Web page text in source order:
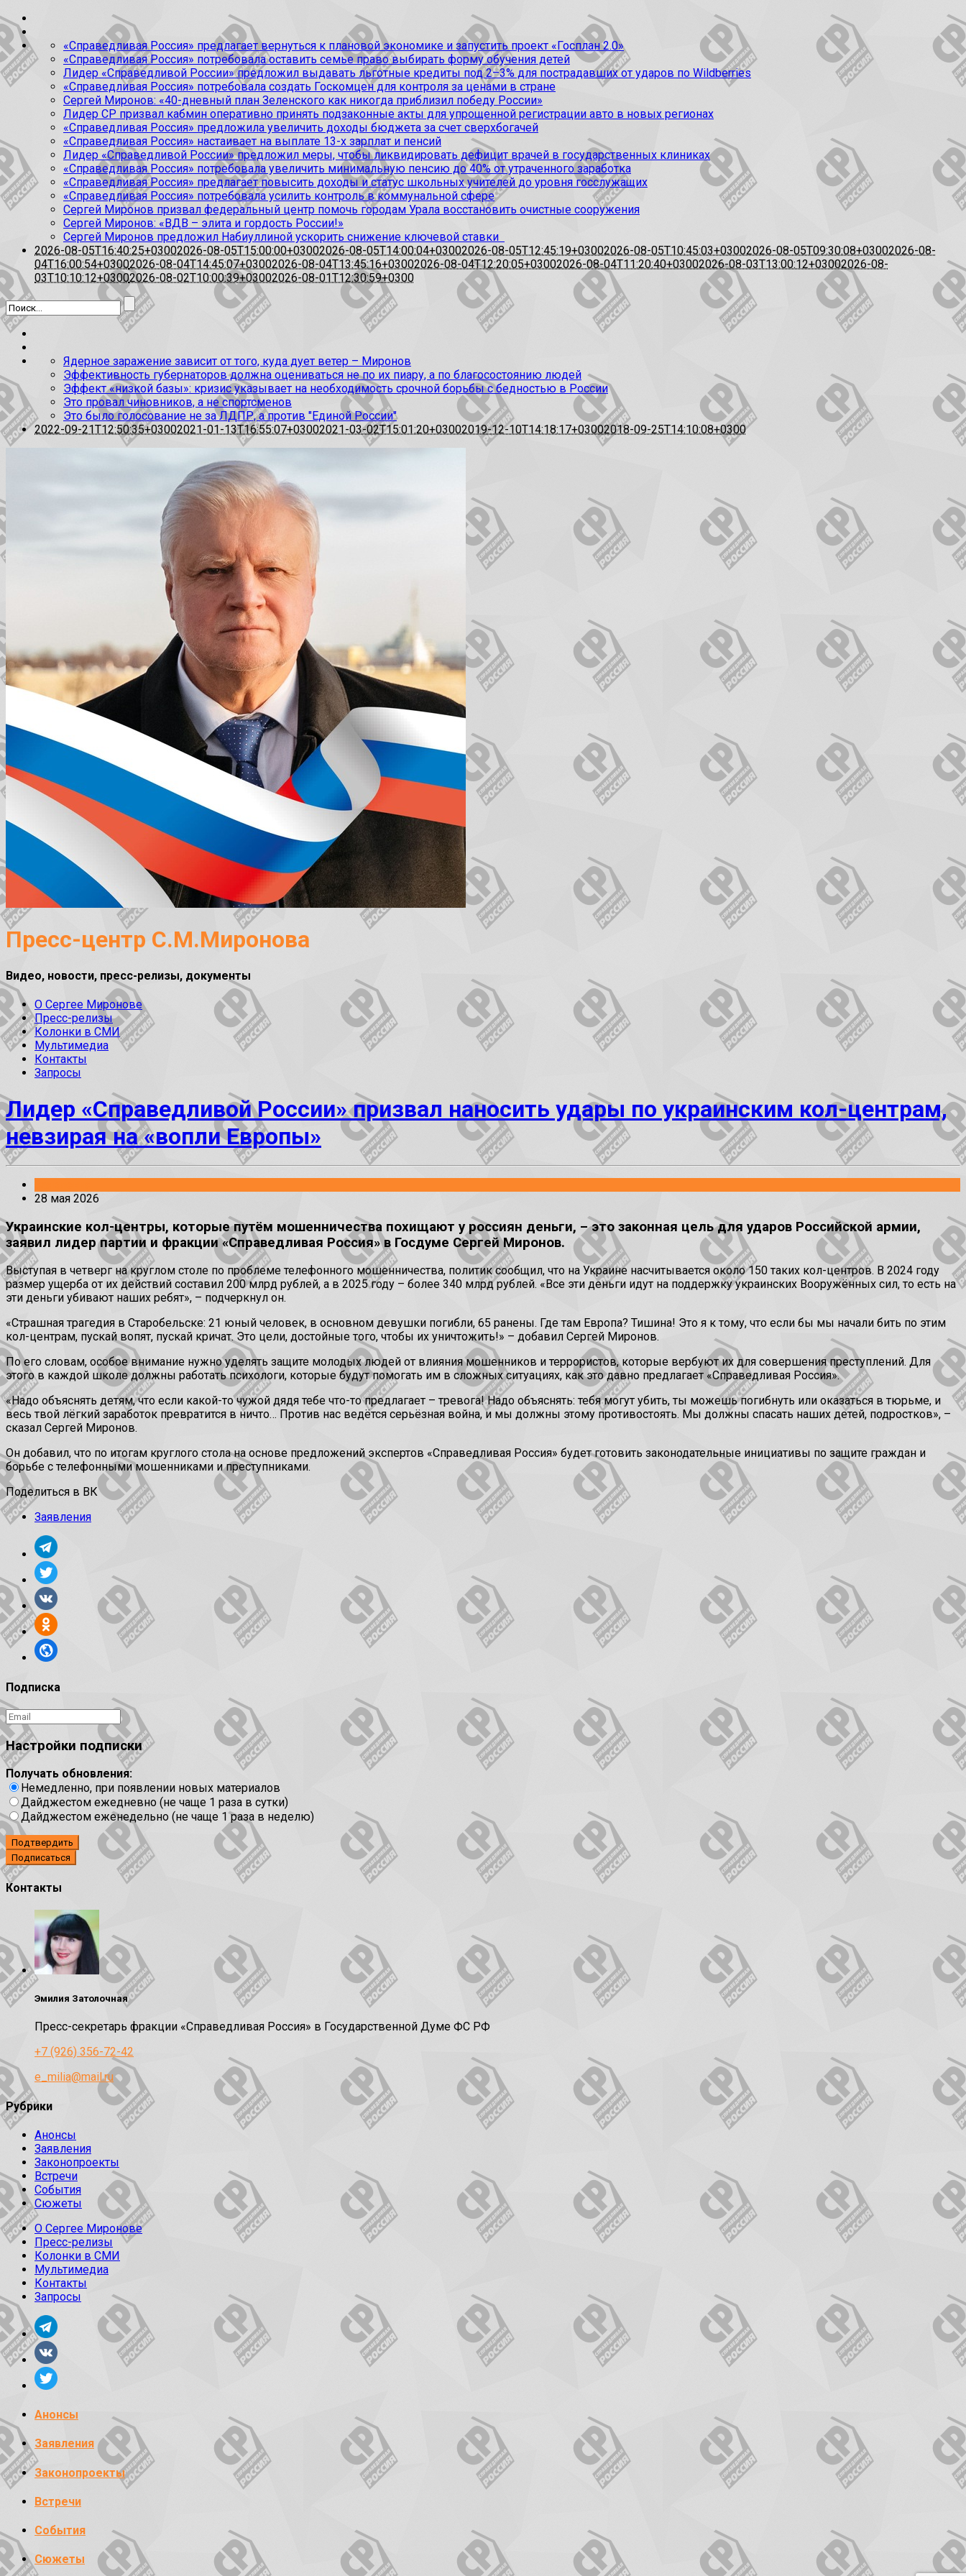
«Справедливая Россия» предлагает вернуться к плановой экономике и запустить проект «Госплан 2.0»
«Справедливая Россия» потребовала оставить семье право выбирать форму обучения детей
Лидер «Справедливой России» предложил выдавать льготные кредиты под 2–3% для пострадавших от ударов по Wildberries
«Справедливая Россия» потребовала создать Госкомцен для контроля за ценами в стране
Сергей Миронов: «40-дневный план Зеленского как никогда приблизил победу России»
Лидер СР призвал кабмин оперативно принять подзаконные акты для упрощенной регистрации авто в новых регионах
«Справедливая Россия» предложила увеличить доходы бюджета за счет сверхбогачей
«Справедливая Россия» настаивает на выплате 13-х зарплат и пенсий
Лидер «Справедливой России» предложил меры, чтобы ликвидировать дефицит врачей в государственных клиниках
«Справедливая Россия» потребовала увеличить минимальную пенсию до 40% от утраченного заработка
«Справедливая Россия» предлагает повысить доходы и статус школьных учителей до уровня госслужащих
«Справедливая Россия» потребовала усилить контроль в коммунальной сфере
Сергей Миронов призвал федеральный центр помочь городам Урала восстановить очистные сооружения
Сергей Миронов: «ВДВ – элита и гордость России!»
Сергей Миронов предложил Набиуллиной ускорить снижение ключевой ставки
2026-08-05T16:40:25+03002026-08-05T15:00:00+03002026-08-05T14:00:04+03002026-08-05T12:45:19+03002026-08-05T10:45:03+03002026-08-05T09:30:08+03002026-08-
04T16:00:54+03002026-08-04T14:45:07+03002026-08-04T13:45:16+03002026-08-04T12:20:05+03002026-08-04T11:20:40+03002026-08-03T13:00:12+03002026-08-
03T10:10:12+03002026-08-02T10:00:39+03002026-08-01T12:30:59+0300
Ядерное заражение зависит от того, куда дует ветер – Миронов
Эффективность губернаторов должна оцениваться не по их пиару, а по благосостоянию людей
Эффект «низкой базы»: кризис указывает на необходимость срочной борьбы с бедностью в России
Это провал чиновников, а не спортсменов
Это было голосование не за ЛДПР, а против "Единой России"
2022-09-21T12:50:35+03002021-01-13T16:55:07+03002021-03-02T15:01:20+03002019-12-10T14:18:17+03002018-09-25T14:10:08+0300
Пресс-центр С.М.Миронова
Видео, новости, пресс-релизы, документы
О Сергее Миронове
Пресс-релизы
Колонки в СМИ
Мультимедиа
Контакты
Запросы
Лидер «Справедливой России» призвал наносить удары по украинским кол-центрам,
невзирая на «вопли Европы»
28 мая 2026
Украинские кол-центры, которые путём мошенничества похищают у россиян деньги, – это законная цель для ударов Российской армии,
заявил лидер партии и фракции «Справедливая Россия» в Госдуме Сергей Миронов.
Выступая в четверг на круглом столе по проблеме телефонного мошенничества, политик сообщил, что на Украине насчитывается около 150 таких кол-центров. В 2024 году
размер ущерба от их действий составил 200 млрд рублей, а в 2025 году – более 340 млрд рублей. «Все эти деньги идут на поддержку украинских Вооружённых сил, то есть на
эти деньги убивают наших ребят», – подчеркнул он.
«Страшная трагедия в Старобельске: 21 юный человек, в основном девушки погибли, 65 ранены. Где там Европа? Тишина! Это я к тому, что если бы мы начали бить по этим
кол-центрам, пускай вопят, пускай кричат. Это цели, достойные того, чтобы их уничтожить!» – добавил Сергей Миронов.
По его словам, особое внимание нужно уделять защите молодых людей от влияния мошенников и террористов, которые вербуют их для совершения преступлений. Для
этого в каждой школе должны работать психологи, которые будут помогать им в сложных ситуациях, как это давно предлагает «Справедливая Россия».
«Надо объяснять детям, что если какой-то чужой дядя тебе что-то предлагает – тревога! Надо объяснять: тебя могут убить, ты можешь погибнуть или оказаться в тюрьме, и
весь твой лёгкий заработок превратится в ничто… Против нас ведётся серьёзная война, и мы должны этому противостоять. Мы должны спасать наших детей, подростков», –
сказал Сергей Миронов.
Он добавил, что по итогам круглого стола на основе предложений экспертов «Справедливая Россия» будет готовить законодательные инициативы по защите граждан и
борьбе с телефонными мошенниками и преступниками.
Поделиться в ВК
Заявления
Подписка
Настройки подписки
Получать обновления:
Немедленно, при появлении новых материалов
Дайджестом ежедневно (не чаще 1 раза в сутки)
Дайджестом еженедельно (не чаще 1 раза в неделю)
Подтвердить
Контакты
Эмилия Затолочная
Пресс-секретарь фракции «Справедливая Россия» в Государственной Думе ФС РФ
+7 (926) 356-72-42
e_milia@mail.ru
Рубрики
Анонсы
Заявления
Законопроекты
Встречи
События
Сюжеты
О Сергее Миронове
Пресс-релизы
Колонки в СМИ
Мультимедиа
Контакты
Запросы
Анонсы
Заявления
Законопроекты
Встречи
События
Сюжеты